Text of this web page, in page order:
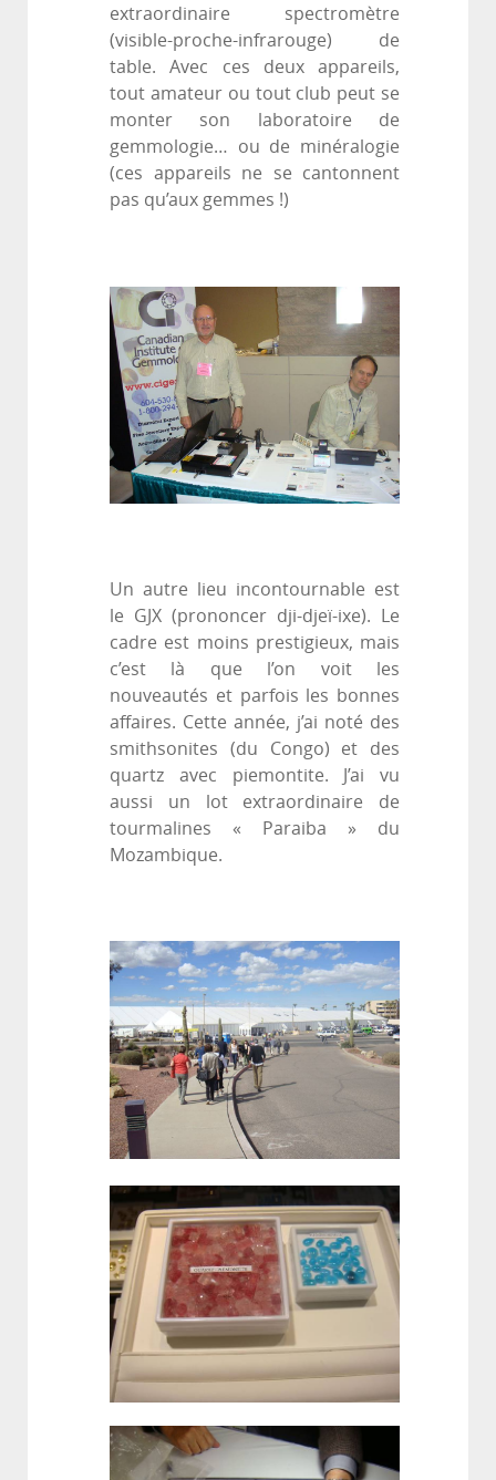
extraordinaire spectromètre
(visible-proche-infrarouge) de
table. Avec ces deux appareils,
tout amateur ou tout club peut se
monter son laboratoire de
gemmologie… ou de minéralogie
(ces appareils ne se cantonnent
pas qu’aux gemmes !)
Un autre lieu incontournable est
le GJX (prononcer dji-djeï-ixe). Le
cadre est moins prestigieux, mais
c’est là que l’on voit les
nouveautés et parfois les bonnes
affaires. Cette année, j’ai noté des
smithsonites (du Congo) et des
quartz avec piemontite. J’ai vu
aussi un lot extraordinaire de
tourmalines « Paraiba » du
Mozambique.